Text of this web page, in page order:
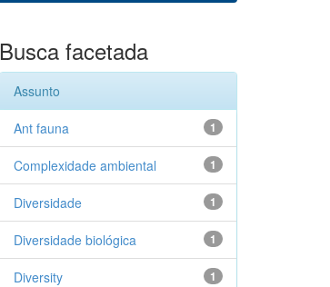
Busca facetada
Assunto
1
Ant fauna
1
Complexidade ambiental
1
Diversidade
1
Diversidade biológica
1
Diversity